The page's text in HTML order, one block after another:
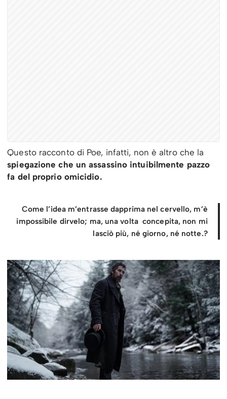
Questo racconto di Poe, infatti, non è altro che la
spiegazione che un assassino intuibilmente pazzo
fa del proprio omicidio.
Come l’idea m’entrasse dapprima nel cervello, m’è
impossibile dirvelo; ma, una volta concepita, non mi
lasciò più, né giorno, né notte.?